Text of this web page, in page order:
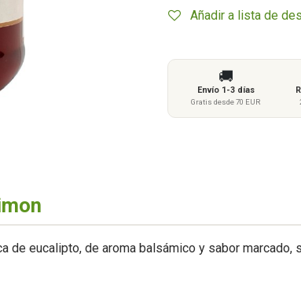
Añadir a lista de
🚚
Envío 1-3 días
Gratis desde 70 EUR
de eucalipto, de aroma balsámico y sabor marcado,